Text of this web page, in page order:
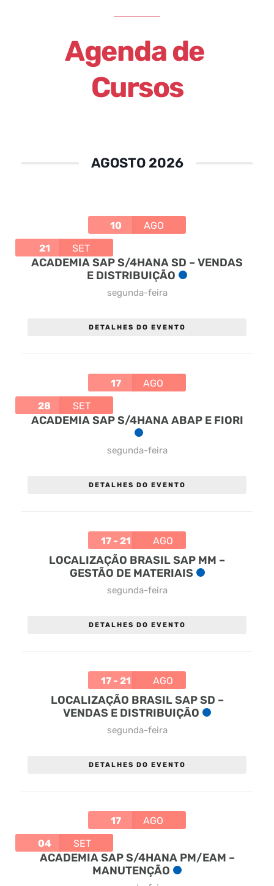
Agenda de
Cursos
AGOSTO 2026
10
AGO
21
SET
ACADEMIA SAP S/4HANA SD – VENDAS
E DISTRIBUIÇÃO
segunda-feira
DETALHES DO EVENTO
17
AGO
28
SET
ACADEMIA SAP S/4HANA ABAP E FIORI
segunda-feira
DETALHES DO EVENTO
17 - 21 AGO
LOCALIZAÇÃO BRASIL SAP MM –
GESTÃO DE MATERIAIS
segunda-feira
DETALHES DO EVENTO
17 - 21 AGO
LOCALIZAÇÃO BRASIL SAP SD –
VENDAS E DISTRIBUIÇÃO
segunda-feira
DETALHES DO EVENTO
17
AGO
04
SET
ACADEMIA SAP S/4HANA PM/EAM –
MANUTENÇÃO